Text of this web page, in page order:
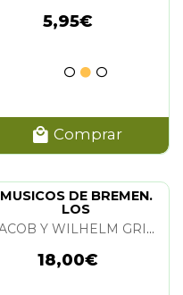
5,95€
Comprar
MUSICOS DE BREMEN.
LOS
JACOB Y WILHELM GRIMM
18,00€